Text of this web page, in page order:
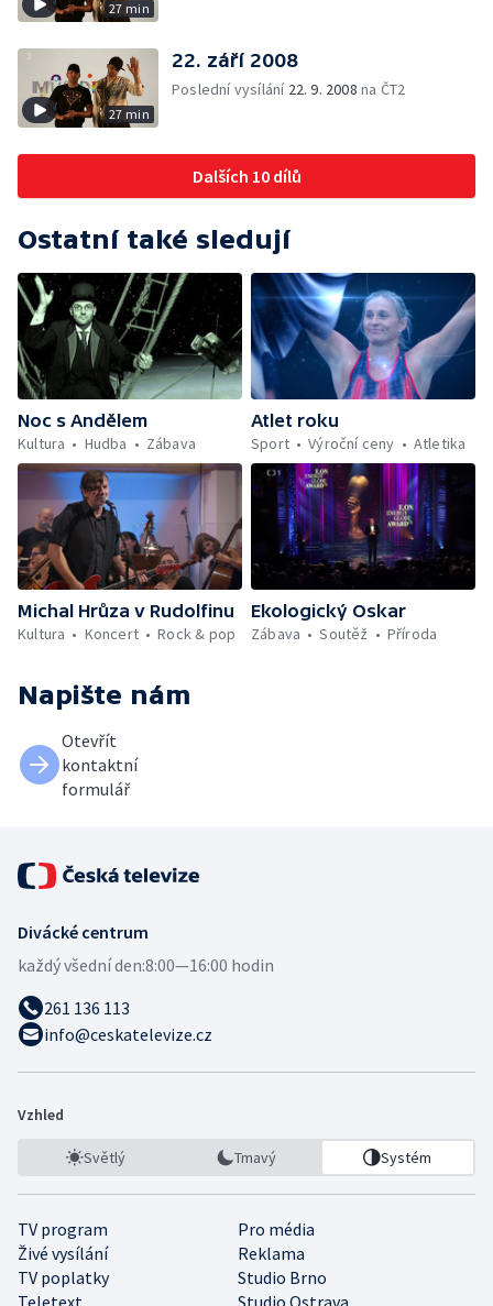
27 min
27 min
22. září 2008
Poslední vysílání 22. 9. 2008 na ČT2
Dalších 10 dílů
Ostatní také sledují
Noc s Andělem
Kultura
Hudba Zábava
Atlet roku
Sport
Výroční ceny Atletika
Michal Hrůza v Rudolfinu
Kultura
Koncert Rock & pop
Ekologický Oskar
Zábava
Soutěž Příroda
Napište nám
Otevřít
kontaktní
formulář
Divácké centrum
každý všední den:8:00—16:00 hodin
261 136 113
info@ceskatelevize.cz
Vzhled
Světlý Tmavý Systém
TV program
Pro média
Živé vysílání
Reklama
TV poplatky
Studio Brno
Teletext
Studio Ostrava